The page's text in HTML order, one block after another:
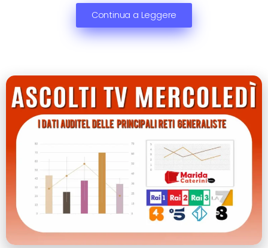
Continua a Leggere